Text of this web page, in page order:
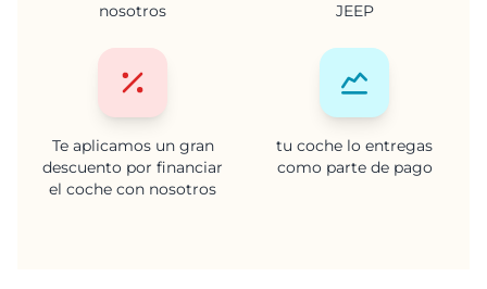
nosotros
JEEP
Te aplicamos un gran
descuento por financiar
el coche con nosotros
tu coche lo entregas
como parte de pago